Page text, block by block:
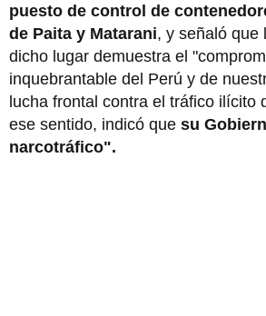
puesto de control de
de Paita y Matarani, y señaló que
dicho lugar demuestra el
inquebrantable del Perú y de
lucha frontal contra el tráfico ilícito
ese sentido, indicó que su
narcotráfico".